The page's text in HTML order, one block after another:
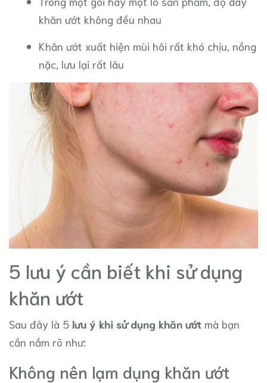
khăn ướt không đều nhau
Khăn ướt xuất hiện mùi hôi rất khó chịu, nồng
nặc, lưu lại rất lâu
5 lưu ý cần biết khi sử dụng
khăn ướt
Sau đây là 5 lưu ý khi sử dụng khăn ướt mà bạn
cần nắm rõ như:
Không nên lạm dụng khăn ướt